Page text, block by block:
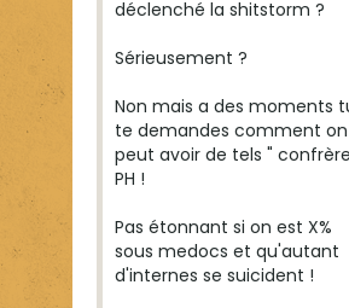
déclenché la shitstorm ?
Sérieusement ?
Non mais a des moments
te demandes comment on
peut avoir de tels "
PH !
Pas étonnant si on est X%
sous medocs et qu'autant
d'internes se suicident !